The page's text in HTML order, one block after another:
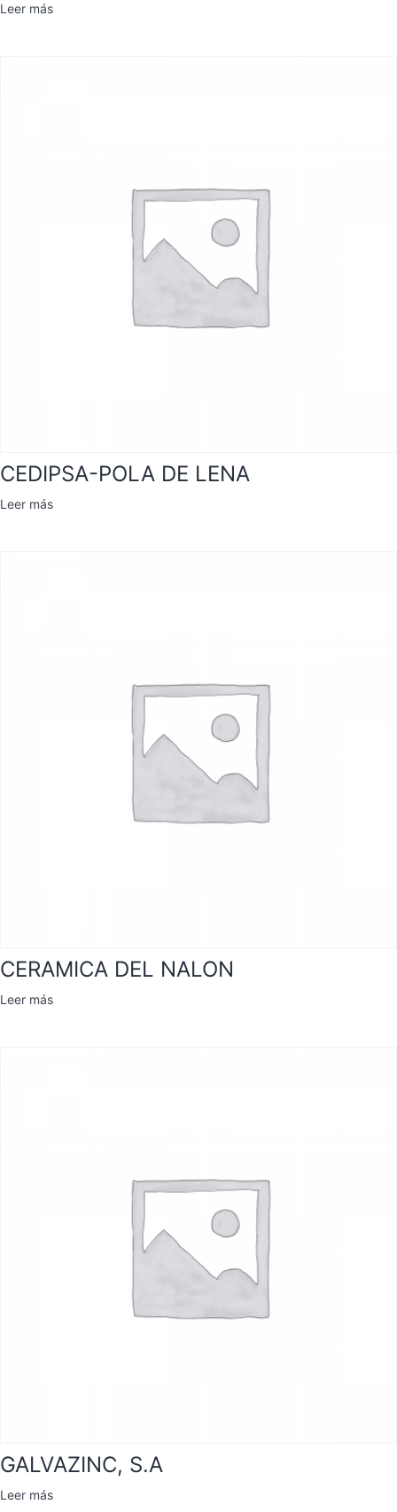
Leer más
CEDIPSA-POLA DE LENA
Leer más
CERAMICA DEL NALON
Leer más
GALVAZINC, S.A
Leer más